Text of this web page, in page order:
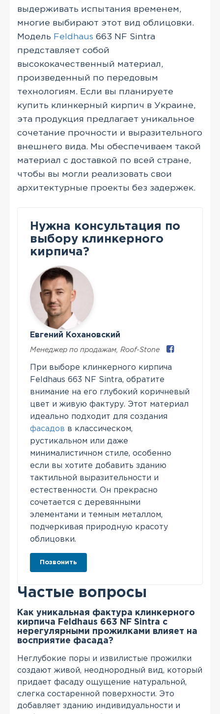
выдерживать испытания временем,
многие выбирают этот вид облицовки.
Модель Feldhaus 663 NF Sintra
представляет собой
высококачественный материал,
произведенный по передовым
технологиям. Если вы планируете
купить клинкерный кирпич в Украине,
эта продукция предлагает уникальное
сочетание прочности и выразительного
внешнего вида. Мы обеспечиваем такой
материал с доставкой по всей стране,
чтобы вы могли реализовать свои
архитектурные проекты без задержек.
Нужна консультация по
выбору клинкерного
кирпича?
Евгений Кохановский
Менеджер по продажам Roof-Stone
При выборе клинкерного кирпича
Feldhaus 663 NF Sintra, обратите
внимание на его глубокий коричневый
цвет и живую фактуру. Этот материал
идеально подходит для создания
фасадов в классическом,
рустикальном или даже
минималистичном стиле, особенно
если вы хотите добавить зданию
тактильной выразительности и
естественности. Он прекрасно
сочетается с деревянными
элементами и темным металлом,
подчеркивая природную красоту
облицовки.
Позвонить
Частые вопросы
Как уникальная фактура клинкерного
кирпича Feldhaus 663 NF Sintra с
нерегулярными прожилками влияет на
восприятие фасада?
Неглубокие поры и извилистые прожилки
создают живой, неоднородный вид, который
придает фасаду ощущение натуральной,
слегка состаренной поверхности. Это
добавляет зданию индивидуальности и